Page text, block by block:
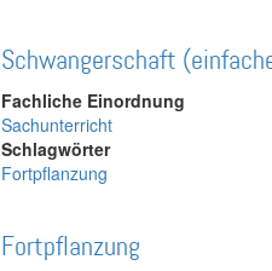
Schwangerschaft
Fachliche Einordnung
Sachunterricht
Schlagwörter
Fortpflanzung
Fortpflanzung